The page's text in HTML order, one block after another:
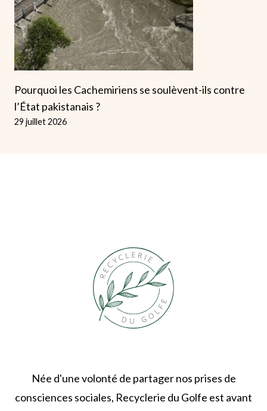
Pourquoi les Cachemiriens se soulèvent-ils contre
l’État pakistanais ?
29 juillet 2026
Née d'une volonté de partager nos prises de
consciences sociales, Recyclerie du Golfe est avant